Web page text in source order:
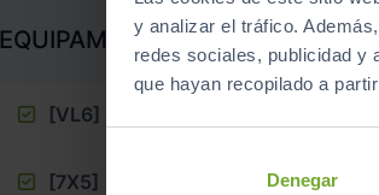
y analizar el tráfico.
redes sociales, publicidad y
que hayan recopilado a
Denegar
EQUIPAMIENTO EXTRA
[VL6]
[7X5]